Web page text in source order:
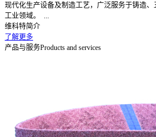
现代化生产设备及制造工艺，广泛服务于铸造
工业领域。 ...
维科特简介
了解更多
产品与服务Products and services